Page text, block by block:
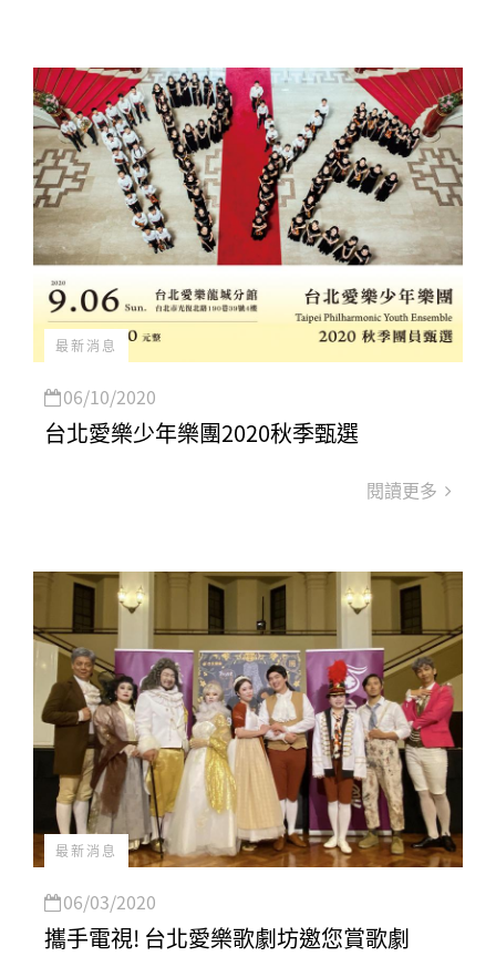
最新消息
06/10/2020
台北愛樂少年樂團2020秋季甄選
閱讀更多
最新消息
06/03/2020
攜手電視! 台北愛樂歌劇坊邀您賞歌劇